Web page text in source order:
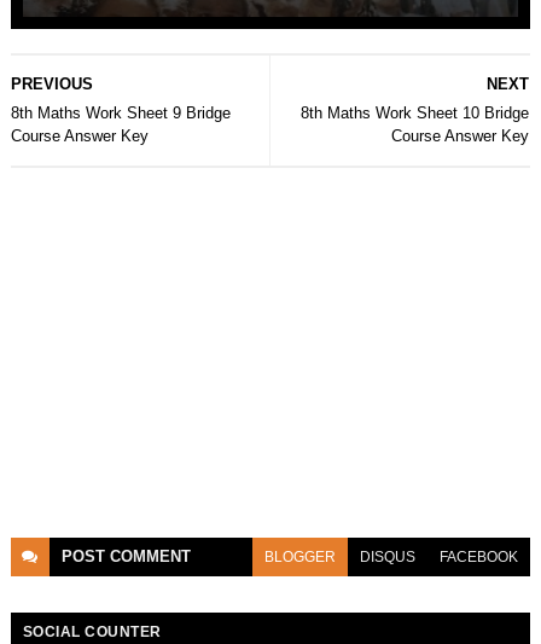
NEXT
8th Maths Work Sheet 10 Bridge
Course Answer Key
PREVIOUS
8th Maths Work Sheet 9 Bridge
Course Answer Key
POST COMMENT BLOGGER DISQUS FACEBOOK
SOCIAL COUNTER